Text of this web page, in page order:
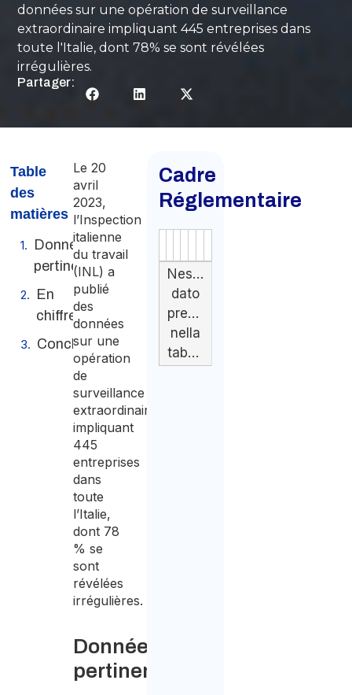
données sur une opération de surveillance
extraordinaire impliquant 445 entreprises dans
toute l'Italie, dont 78% se sont révélées
irrégulières.
Partager:
Table
des
matières
Données
pertinentes
En
chiffres
Conclusions
Le 20
avril
2023,
l’Inspection
italienne
du travail
(INL) a
publié
des
données
sur une
opération
de
surveillance
extraordinaire
impliquant
445
entreprises
dans
toute
l’Italie,
dont 78
% se
sont
révélées
irrégulières.
Données
pertinentes
Cadre
Réglementaire
Nessun
dato
presente
nella
tabella